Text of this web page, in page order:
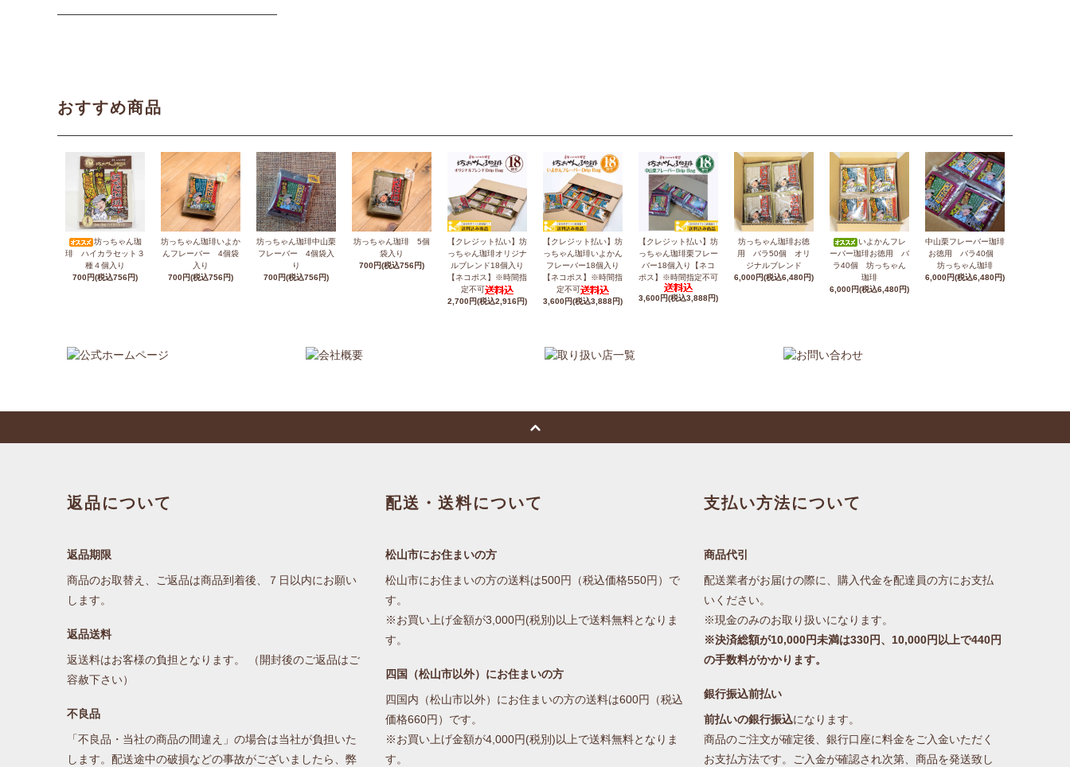
おすすめ商品
坊っちゃん珈
琲 ハイカラセット３
種４個入り
700円(税込756円)
坊っちゃん珈琲いよか
んフレーバー 4個袋
入り
700円(税込756円)
坊っちゃん珈琲中山栗
フレーバー 4個袋入
り
700円(税込756円)
坊っちゃん珈琲 5個
袋入り
700円(税込756円)
【クレジット払い】坊
っちゃん珈琲オリジナ
ルブレンド18個入り
【ネコポス】※時間指
定不可
2,700円(税込2,916円)
【クレジット払い】坊
っちゃん珈琲いよかん
フレーバー18個入り
【ネコポス】※時間指
定不可
3,600円(税込3,888円)
【クレジット払い】坊
っちゃん珈琲栗フレー
バー18個入り【ネコ
ポス】※時間指定不可
3,600円(税込3,888円)
坊っちゃん珈琲お徳
用 バラ50個 オリ
ジナルブレンド
6,000円(税込6,480円)
いよかんフレ
ーバー珈琲お徳用 バ
ラ40個 坊っちゃん
珈琲
6,000円(税込6,480円)
中山栗フレーバー珈琲
お徳用 バラ40個
坊っちゃん珈琲
6,000円(税込6,480円)
返品について
返品期限
商品のお取替え、ご返品は商品到着後、７日以内にお願い
します。
返品送料
返送料はお客様の負担となります。 （開封後のご返品はご
容赦下さい）
不良品
「不良品・当社の商品の間違え」の場合は当社が負担いた
します。配送途中の破損などの事故がございましたら、弊
配送・送料について
松山市にお住まいの方
松山市にお住まいの方の送料は500円（税込価格550円）で
す。
※お買い上げ金額が3,000円(税別)以上で送料無料となりま
す。
四国（松山市以外）にお住まいの方
四国内（松山市以外）にお住まいの方の送料は600円（税込
価格660円）です。
※お買い上げ金額が4,000円(税別)以上で送料無料となりま
す。
支払い方法について
商品代引
配送業者がお届けの際に、購入代金を配達員の方にお支払
いください。
※現金のみのお取り扱いになります。
※決済総額が10,000円未満は330円、10,000円以上で440円
の手数料がかかります。
銀行振込前払い
前払いの銀行振込になります。
商品のご注文が確定後、銀行口座に料金をご入金いただく
お支払方法です。ご入金が確認され次第、商品を発送致し